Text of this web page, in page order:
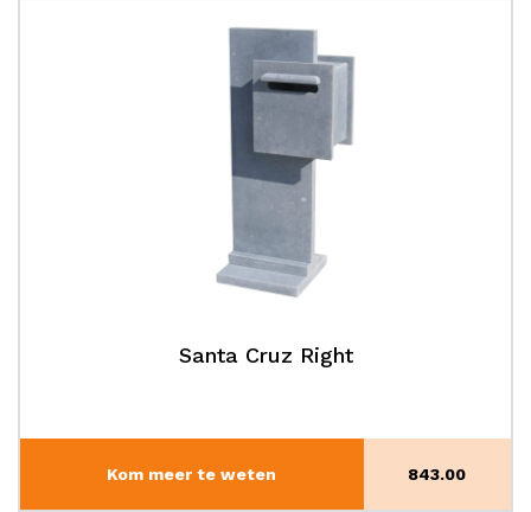
Santa Cruz Right
Kom meer te weten 843.00